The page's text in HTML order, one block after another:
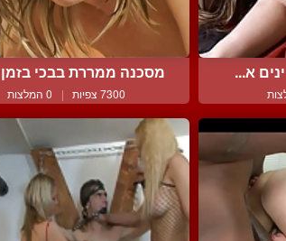
א... מסכנה ממררת בבכי
7300 צפיות | 0 המלצות